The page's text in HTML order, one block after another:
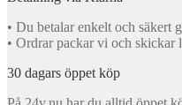
• Du betalar enkelt och säkert
• Ordrar packar vi och skickar
30 dagars öppet köp